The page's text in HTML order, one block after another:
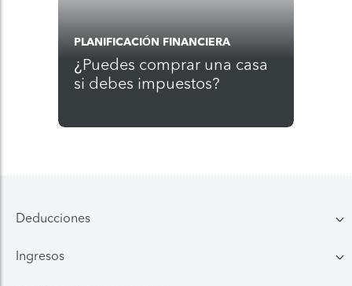
PLANIFICACIÓN FINANCIERA
¿Puedes comprar una casa
si debes impuestos?
Deducciones
Familia
Ingresos